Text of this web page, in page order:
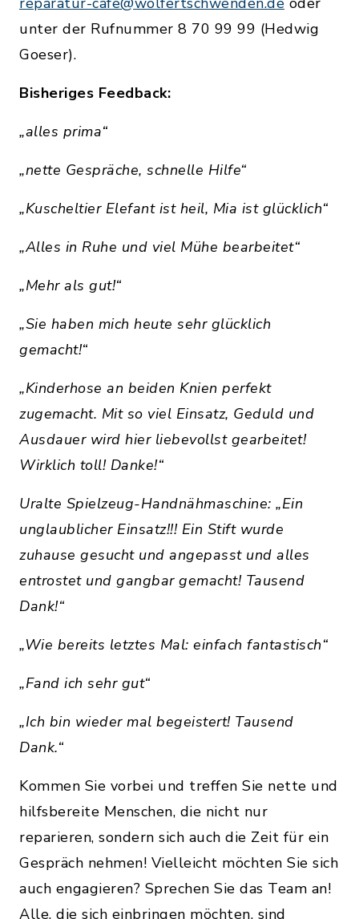
unter der Rufnummer 8 70 99 99 (Hedwig
Goeser).
Bisheriges Feedback:
„alles prima“
„nette Gespräche, schnelle Hilfe“
„Kuscheltier Elefant ist heil, Mia ist glücklich“
„Alles in Ruhe und viel Mühe bearbeitet“
„Mehr als gut!“
„Sie haben mich heute sehr glücklich
gemacht!“
„Kinderhose an beiden Knien perfekt
zugemacht. Mit so viel Einsatz, Geduld und
Ausdauer wird hier liebevollst gearbeitet!
Wirklich toll! Danke!“
Uralte Spielzeug-Handnähmaschine: „Ein
unglaublicher Einsatz!!! Ein Stift wurde
zuhause gesucht und angepasst und alles
entrostet und gangbar gemacht! Tausend
Dank!“
„Wie bereits letztes Mal: einfach fantastisch“
„Fand ich sehr gut“
„Ich bin wieder mal begeistert! Tausend
Dank.“
Kommen Sie vorbei und treffen Sie nette und
hilfsbereite Menschen, die nicht nur
reparieren, sondern sich auch die Zeit für ein
Gespräch nehmen! Vielleicht möchten Sie sich
auch engagieren? Sprechen Sie das Team an!
Alle, die sich einbringen möchten, sind